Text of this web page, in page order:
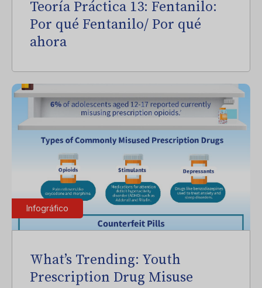
Teoría Práctica 13: Fentanilo:
Por qué Fentanilo/ Por qué
ahora
Infográfico
What’s Trending: Youth
Prescription Drug Misuse